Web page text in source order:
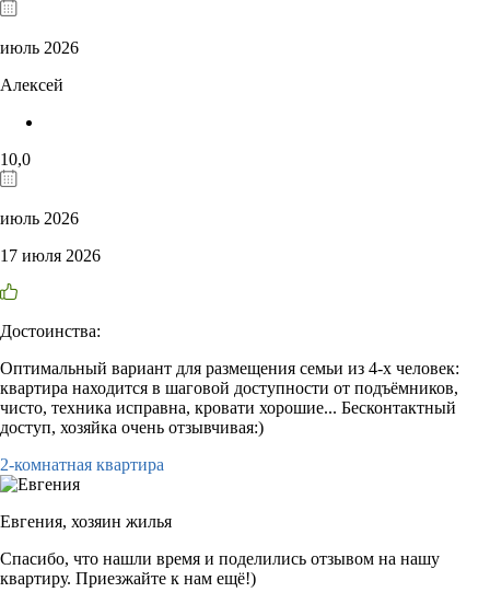
июль 2026
Алексей
10,0
июль 2026
17 июля 2026
Достоинства:
Оптимальный вариант для размещения семьи из 4-х человек:
квартира находится в шаговой доступности от подъёмников,
чисто, техника исправна, кровати хорошие... Бесконтактный
доступ, хозяйка очень отзывчивая:)
2-комнатная квартира
Евгения, хозяин жилья
Спасибо, что нашли время и поделились отзывом на нашу
квартиру. Приезжайте к нам ещё!)